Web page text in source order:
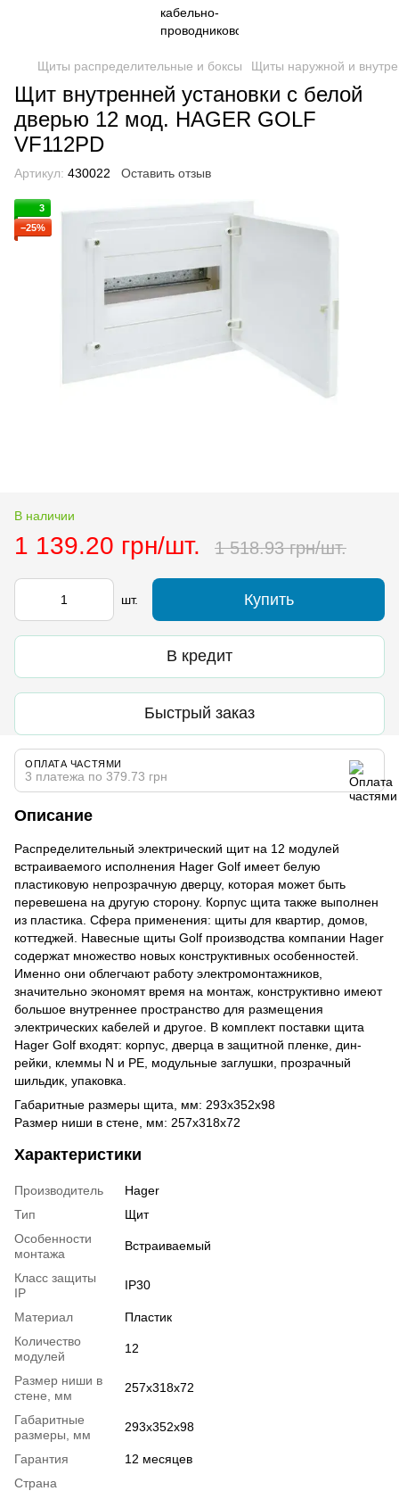
Щиты распределительные и боксы Щиты наружной и
Щит внутренней установки с белой
дверью 12 мод. HAGER GOLF
VF112РD
Артикул: 430022 Оставить отзыв
3
−25%
В наличии
1 139.20 грн/шт. 1 518.93 грн/шт.
шт. Купить
В кредит
Быстрый заказ
ОПЛАТА ЧАСТЯМИ
3 платежа по 379.73 грн
Описание
Распределительный электрический щит на 12 модулей
встраиваемого исполнения Hager Golf имеет белую
пластиковую непрозрачную дверцу, которая может быть
перевешена на другую сторону. Корпус щита также выполнен
из пластика. Сфера применения: щиты для квартир, домов,
коттеджей. Навесные щиты Golf производства компании Hager
содержат множество новых конструктивных особенностей.
Именно они облегчают работу электромонтажников,
значительно экономят время на монтаж, конструктивно имеют
большое внутреннее пространство для размещения
электрических кабелей и другое. В комплект поставки щита
Hager Golf входят: корпус, дверца в защитной пленке, дин-
рейки, клеммы N и РЕ, модульные заглушки, прозрачный
шильдик, упаковка.
Габаритные размеры щита, мм: 293х352х98
Размер ниши в стене, мм: 257x318x72
Характеристики
Производитель
Hager
Тип
Щит
Особенности
монтажа
Встраиваемый
Класс защиты
IP
IP30
Материал
Пластик
Количество
модулей
12
Размер ниши в
стене, мм
257x318x72
Габаритные
размеры, мм
293х352х98
Гарантия
12 месяцев
Страна